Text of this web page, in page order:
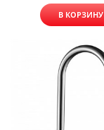
В КОРЗИНУ